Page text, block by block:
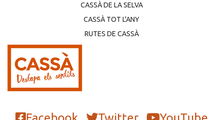
CASSÀ DE LA SELVA
CASSÀ TOT L'ANY
RUTES DE CASSÀ